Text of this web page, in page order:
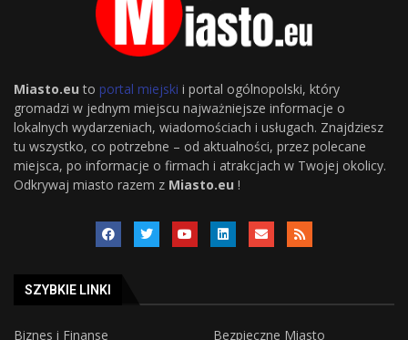
Miasto.eu to portal miejski i portal ogólnopolski, który
gromadzi w jednym miejscu najważniejsze informacje o
lokalnych wydarzeniach, wiadomościach i usługach. Znajdziesz
tu wszystko, co potrzebne – od aktualności, przez polecane
miejsca, po informacje o firmach i atrakcjach w Twojej okolicy.
Odkrywaj miasto razem z Miasto.eu !
SZYBKIE LINKI
Biznes i Finanse
Bezpieczne Miasto